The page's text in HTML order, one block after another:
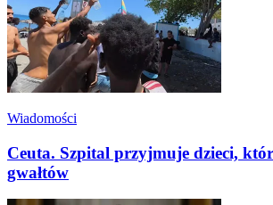
Wiadomości
Ceuta. Szpital przyjmuje dzieci,
gwałtów